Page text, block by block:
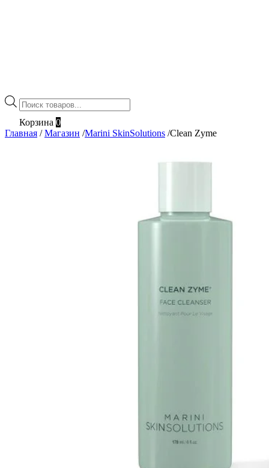
Поиск
товаров
Корзина 0
Главная / Магазин /Marini SkinSolutions /Clean Zyme